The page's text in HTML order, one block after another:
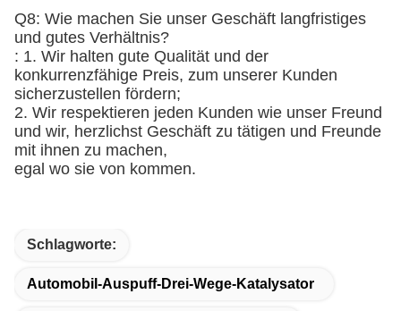
Q8: Wie machen Sie unser Geschäft langfristiges
und gutes Verhältnis?
: 1. Wir halten gute Qualität und der
konkurrenzfähige Preis, zum unserer Kunden
sicherzustellen fördern;
2. Wir respektieren jeden Kunden wie unser Freund
und wir, herzlichst Geschäft zu tätigen und Freunde
mit ihnen zu machen,
egal wo sie von kommen.
Schlagworte:
Automobil-Auspuff-Drei-Wege-Katalysator